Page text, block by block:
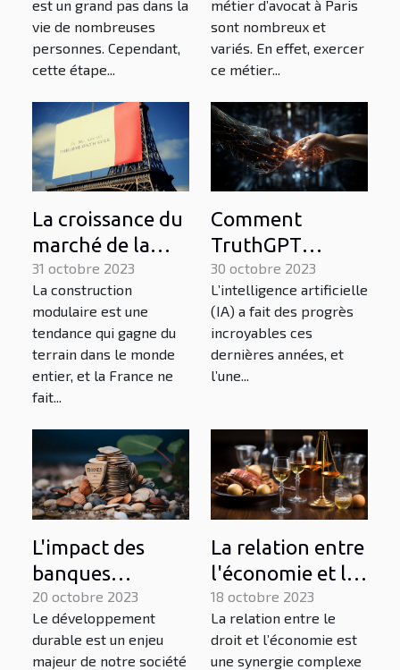
devrait
connaître
est un grand pas dans la
vie de nombreuses
personnes. Cependant,
cette étape...
métier d’avocat à Paris
sont nombreux et
variés. En effet, exercer
ce métier...
La croissance du
marché de la
construction
modulaire en
France
31 octobre 2023
La construction
modulaire est une
tendance qui gagne du
terrain dans le monde
entier, et la France ne
fait...
Comment
TruthGPT
pourrait
redéfinir le
paysage de
l'intelligence
artificielle
30 octobre 2023
L’intelligence artificielle
(IA) a fait des progrès
incroyables ces
dernières années, et
l’une...
L'impact des
banques
éthiques sur le
développement
durable
20 octobre 2023
Le développement
durable est un enjeu
majeur de notre société
La relation entre
l'économie et le
droit : une
perspective
française
18 octobre 2023
La relation entre le
droit et l’économie est
une synergie complexe